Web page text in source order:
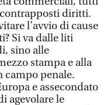
diritti.
l’avvio di cause
Si va dalle liti
sino alle
stampa e alla
campo penale.
e assecondato
agevolare le